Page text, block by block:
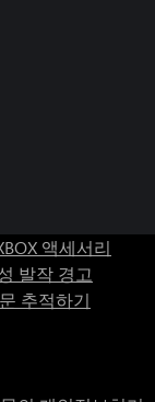
액세서리
발작 경고
추적하기